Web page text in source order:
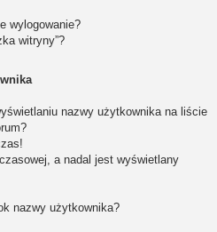
wylogowanie?
witryny”?
nazwy użytkownika na liście
a nadal jest wyświetlany
nazwy użytkownika?